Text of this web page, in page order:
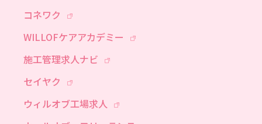
コネワク
WILLOFケアアカデミー
施工管理求人ナビ
セイヤク
ウィルオブ工場求人